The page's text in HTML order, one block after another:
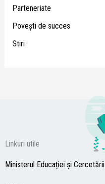
Parteneriate
Poveşti de succes
Stiri
Linkuri utile
Ministerul Educației și Cercetării